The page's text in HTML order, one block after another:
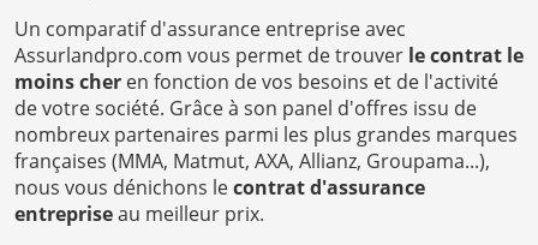
Un comparatif d'assurance entreprise avec
Assurlandpro.com vous permet de trouver le contrat le
moins cher en fonction de vos besoins et de l'activité
de votre société. Grâce à son panel d'offres issu de
nombreux partenaires parmi les plus grandes marques
françaises (MMA, Matmut, AXA, Allianz, Groupama...),
nous vous dénichons lecontrat d'assurance
entrepriseau meilleur prix.